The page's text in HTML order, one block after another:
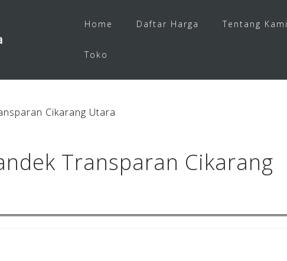
Home Daftar Harga Tentang Kami
Toko
Cikarang Utara
Transparan Cikarang